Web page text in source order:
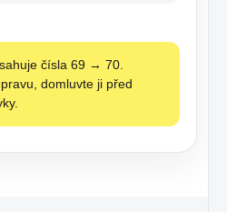
čísla 69 → 70.
domluvte ji před